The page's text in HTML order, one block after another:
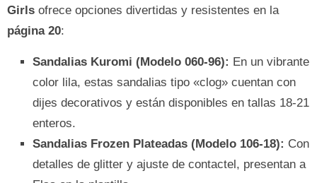
Girls ofrece opciones divertidas y resistentes en la
página 20:
Sandalias Kuromi (Modelo 060-96): En un vibrante
color lila, estas sandalias tipo «clog» cuentan con
dijes decorativos y están disponibles en tallas 18-21
enteros.
Sandalias Frozen Plateadas (Modelo 106-18): Con
detalles de glitter y ajuste de contactel, presentan a